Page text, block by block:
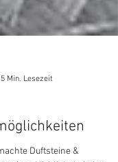
5 Min. Lesezeit